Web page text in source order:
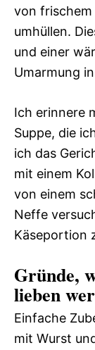
von frischem
umhüllen.
und einer
Umarmung
Ich erinnere
Suppe, die
ich das
mit einem
von einem
Neffe
Käseportion
Gründe,
lieben
Einfache
mit Wurst